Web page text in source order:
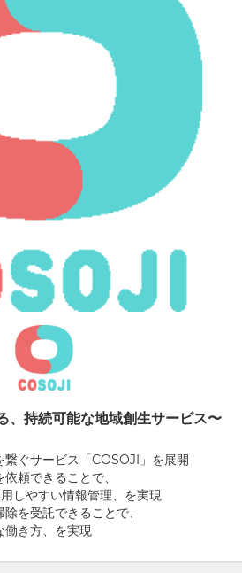
持続可能な地域創生サービス〜
繋ぐサービス「COSOJI」を展開
頼できることで、
しやすい情報管理、を実現
を受託できることで、
き方、を実現